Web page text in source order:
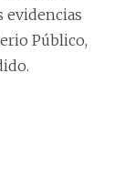
evidencias
Público,